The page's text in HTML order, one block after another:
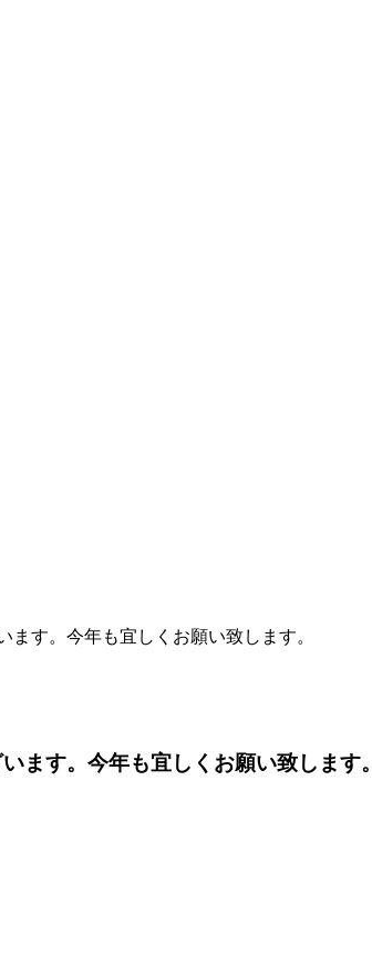
ます。今年も宜しくお願い致します。
ます。今年も宜しくお願い致します。